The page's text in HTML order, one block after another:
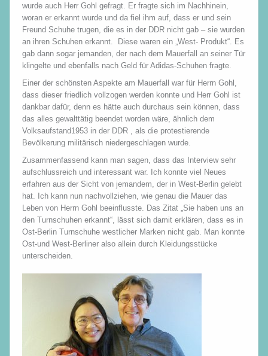
wurde auch Herr Gohl gefragt. Er fragte sich im Nachhinein,
woran er erkannt wurde und da fiel ihm auf, dass er und sein
Freund Schuhe trugen, die es in der DDR nicht gab – sie wurden
an ihren Schuhen erkannt. Diese waren ein „West- Produkt“. Es
gab dann sogar jemanden, der nach dem Mauerfall an seiner Tür
klingelte und ebenfalls nach Geld für Adidas-Schuhen fragte.
Einer der schönsten Aspekte am Mauerfall war für Herrn Gohl,
dass dieser friedlich vollzogen werden konnte und Herr Gohl ist
dankbar dafür, denn es hätte auch durchaus sein können, dass
das alles gewalttätig beendet worden wäre, ähnlich dem
Volksaufstand1953 in der DDR , als die protestierende
Bevölkerung militärisch niedergeschlagen wurde.
Zusammenfassend kann man sagen, dass das Interview sehr
aufschlussreich und interessant war. Ich konnte viel Neues
erfahren aus der Sicht von jemandem, der in West-Berlin gelebt
hat. Ich kann nun nachvollziehen, wie genau die Mauer das
Leben von Herrn Gohl beeinflusste. Das Zitat „Sie haben uns an
den Turnschuhen erkannt“, lässt sich damit erklären, dass es in
Ost-Berlin Turnschuhe westlicher Marken nicht gab. Man konnte
Ost-und West-Berliner also allein durch Kleidungsstücke
unterscheiden.